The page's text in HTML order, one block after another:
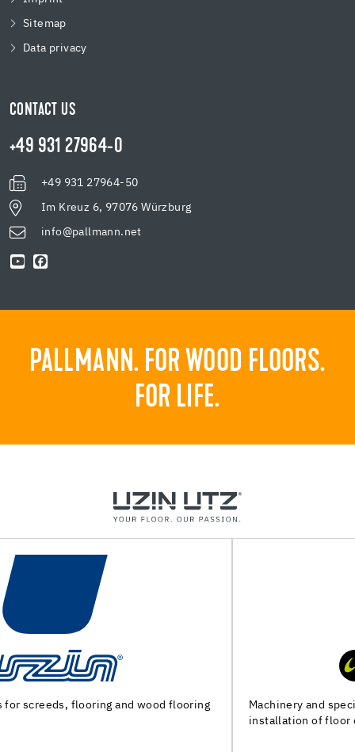
Sitemap
Data privacy
CONTACT US
+49 931 27964-0
+49 931 27964-50
Im Kreuz 6, 97076 Würzburg
info@pallmann.net
PALLMANN. FOR WOOD FLOORS.
FOR LIFE.
Machinery and special tools for subfloor preparation and